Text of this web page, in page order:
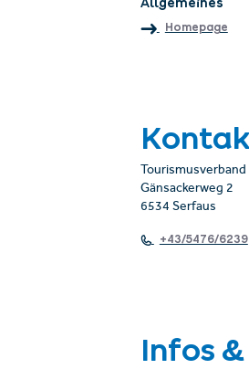
Allgemeines
Homepage
Gänsackerweg 2
6534 Serfaus
+43/5476/6239
Infos